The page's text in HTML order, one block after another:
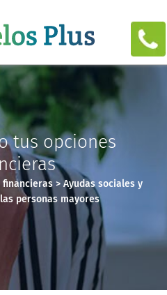
tus opciones
financieras > Ayudas sociales y
personas mayores